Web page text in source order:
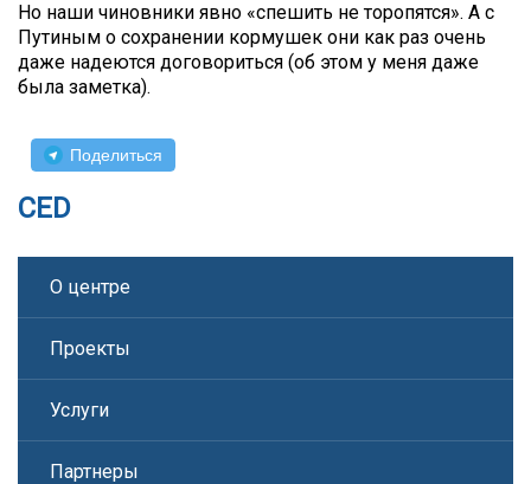
Но наши чиновники явно «спешить не торопятся». А с
Путиным о сохранении кормушек они как раз очень
даже надеются договориться (об этом у меня даже
была заметка).
Поделиться
CED
О центре
Проекты
Услуги
Партнеры